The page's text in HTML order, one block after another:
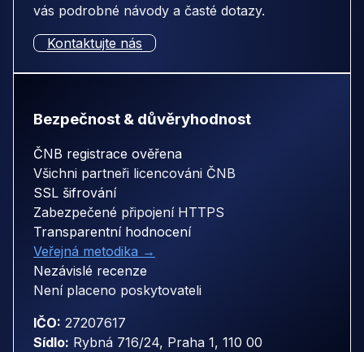
vás podrobné návody a časté dotazy.
Kontaktujte nás
Bezpečnost & důvěryhodnost
ČNB registrace ověřena
Všichni partneři licencováni ČNB
SSL šifrování
Zabezpečené připojení HTTPS
Transparentní hodnocení
Veřejná metodika →
Nezávislé recenze
Není placeno poskytovateli
IČO: 27207617
Sídlo: Rybná 716/24, Praha 1, 110 00